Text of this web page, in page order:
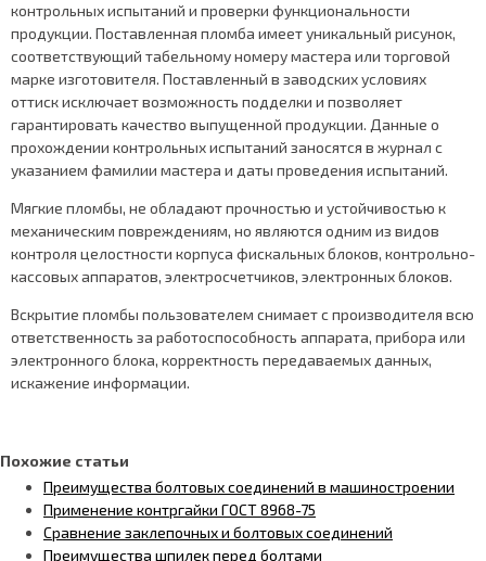
контрольных испытаний и проверки функциональности
продукции. Поставленная пломба имеет уникальный рисунок,
соответствующий табельному номеру мастера или торговой
марке изготовителя. Поставленный в заводских условиях
оттиск исключает возможность подделки и позволяет
гарантировать качество выпущенной продукции. Данные о
прохождении контрольных испытаний заносятся в журнал с
указанием фамилии мастера и даты проведения испытаний.
Мягкие пломбы, не обладают прочностью и устойчивостью к
механическим повреждениям, но являются одним из видов
контроля целостности корпуса фискальных блоков, контрольно-
кассовых аппаратов, электросчетчиков, электронных блоков.
Вскрытие пломбы пользователем снимает с производителя всю
ответственность за работоспособность аппарата, прибора или
электронного блока, корректность передаваемых данных,
искажение информации.
Похожие статьи
Преимущества болтовых соединений в машиностроении
Применение контргайки ГОСТ 8968-75
Сравнение заклепочных и болтовых соединений
Преимущества шпилек перед болтами